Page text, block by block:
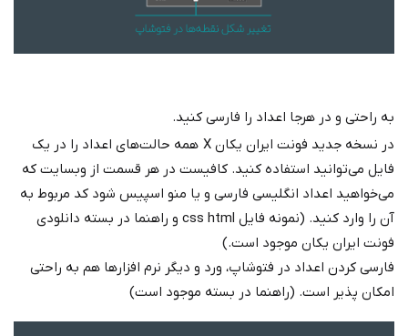
به راحتی و در هرجا اعداد را فارسی کنید.
در نسخه جدید فونت ایران یکان X همه حالت‌های اعداد را در یک
فایل می‌توانید استفاده کنید. کافیست در هر قسمت از وبسایت که
می‌خواهید اعداد انگلیسی فارسی و یا منو اسپیس شود کد مربوط به
آن را وارد کنید. (نمونه فایل css html و راهنما در بسته دانلودی
فونت ایران یکان موجود است.)
فارسی کردن اعداد در فتوشاپ، ورد و دیگر نرم افزارها هم به راحتی
امکان پذیر است. (راهنما در بسته موجود است)